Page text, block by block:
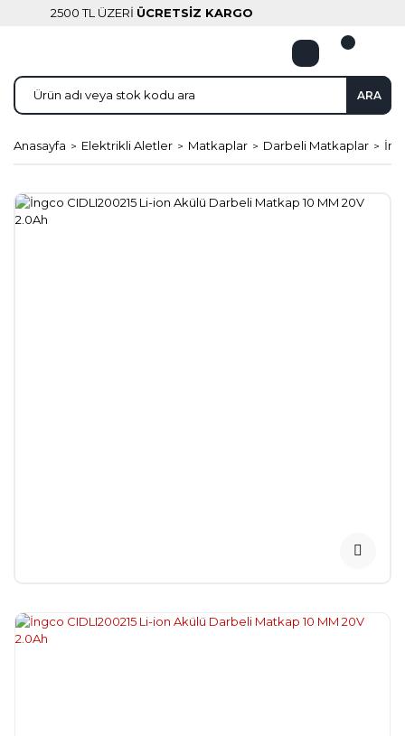
2500 TL ÜZERİ ÜCRETSİZ KARGO
ARA
Anasayfa Elektrikli Aletler Matkaplar Darbeli Matkaplar